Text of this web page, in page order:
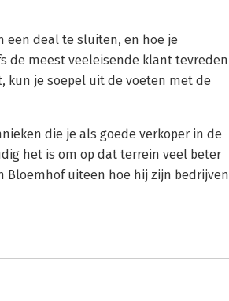
een deal te sluiten, en hoe je
de meest veeleisende klant tevreden
kun je soepel uit de voeten met de
die je als goede verkoper in de
het is om op dat terrein veel beter
Bloemhof uiteen hoe hij zijn bedrijven